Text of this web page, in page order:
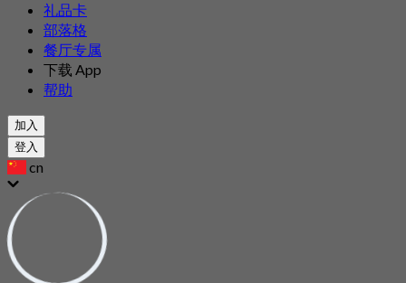
礼品卡
部落格
餐厅专属
下载 App
帮助
加入
登入
cn